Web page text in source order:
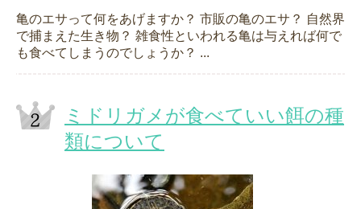
亀のエサって何をあげますか？ 市販の亀のエサ？ 自然界
で捕まえた生き物？ 雑食性といわれる亀は与えれば何で
も食べてしまうのでしょうか？ ...
ミドリガメが食べていい餌の種
類について